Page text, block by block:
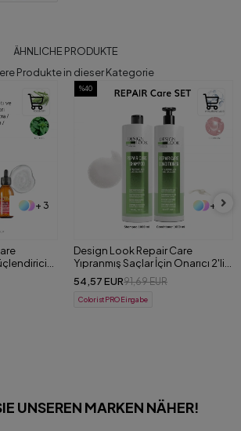
ÄHNLICHE PRODUKTE
Produkte in dieser Kategorie
+ 3
%40
+ 4
Design Look Repair Care
Yıpranmış Saçlar İçin Onarıcı 2'li
Set (Şampuan+Saç Kremi) 1000
ml
54,57 EUR91,69 EUR
ColoristPRO Eingabe
UNSEREN MARKEN NÄHER!